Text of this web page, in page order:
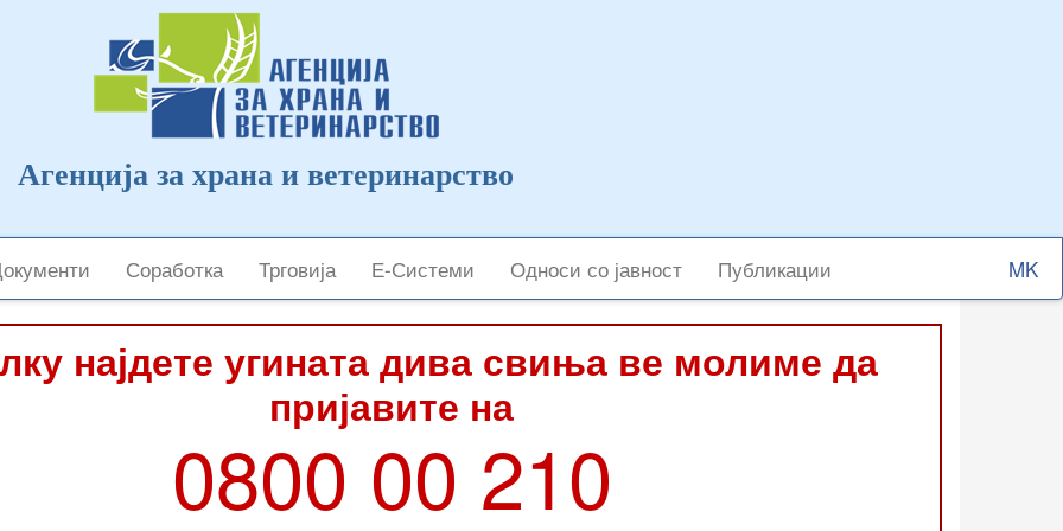
Агенција за храна и ветеринарство
Соработка Трговија Е-Системи Односи со јавност Публикации
Select
your
најдете угината дива свиња ве молиме да
пријавите на
0800 00 210